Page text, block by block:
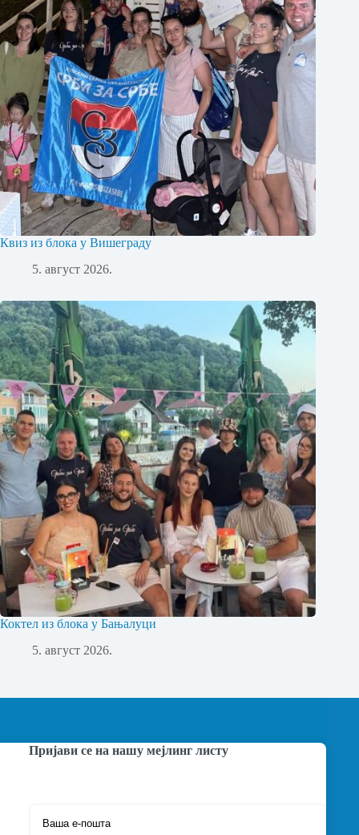
Квиз из блока у Вишеграду
5. август 2026.
Коктел из блока у Бањалуци
5. август 2026.
Пријави се на нашу мејлинг листу